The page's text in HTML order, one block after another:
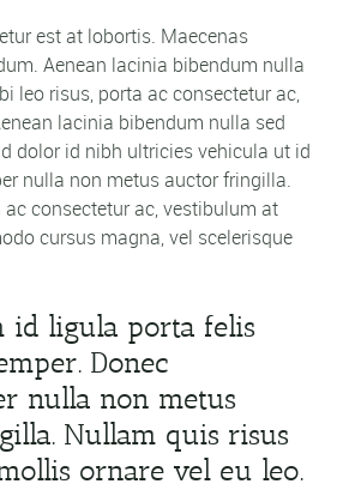
est at lobortis. Maecenas
Aenean lacinia bibendum nulla
leo risus, porta ac consectetur ac,
lacinia bibendum nulla sed
dolor id nibh ultricies vehicula ut id
nulla non metus auctor fringilla.
consectetur ac, vestibulum at
cursus magna, vel scelerisque
id ligula porta felis
Donec
nulla non metus
Nullam quis risus
ornare vel eu leo.